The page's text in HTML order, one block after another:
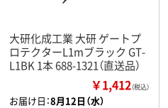
大研化成工業 大研 ゲートプ
ロテクターL1mブラック GT-
L1BK 1本 688-1321（直送品）
￥1,412（税込）
お届け日：8月12日（水）